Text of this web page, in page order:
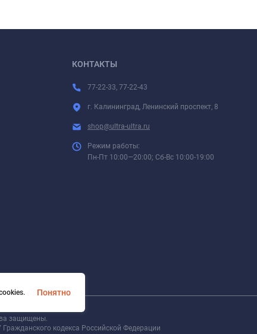
КОНТАКТЫ
77-22-33, 77-22-43
г. Калининград, Ленинский проспект, 8
shop@ultra-ultra.ru
Режим работы:
Пн-Пт 10:00—20:00; Сб-Вс 10:00-19:00
защищены.
кодекса Российской Федерации
Понятно